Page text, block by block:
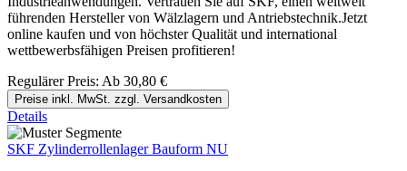
führenden Hersteller von Wälzlagern und Antriebstechnik.Jetzt
online kaufen und von höchster Qualität und international
wettbewerbsfähigen Preisen profitieren!
Regulärer Preis: Ab 30,80 €
Preise inkl. MwSt. zzgl. Versandkosten
Details
SKF Zylinderrollenlager Bauform NU